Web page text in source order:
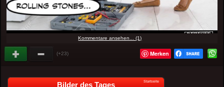
Kommentare ansehen... (1)
(+23) Merken
Bilder des Tages Startseite